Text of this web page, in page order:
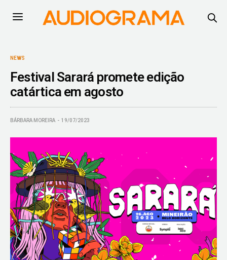
NEWS
Festival Sarará promete edição
catártica em agosto
BÁRBARA MOREIRA 19/07/2023